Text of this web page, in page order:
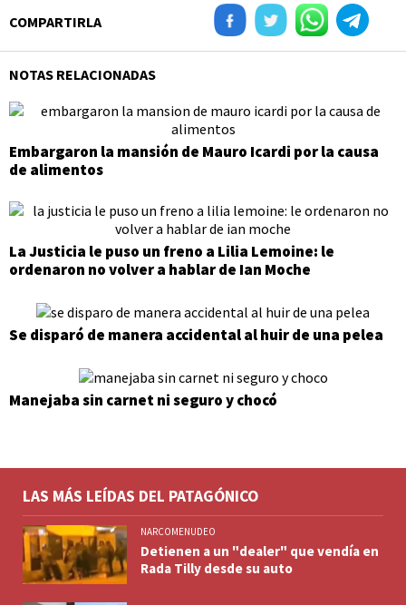
COMPARTIRLA
NOTAS RELACIONADAS
Embargaron la mansión de Mauro Icardi por la causa
de alimentos
La Justicia le puso un freno a Lilia Lemoine: le
ordenaron no volver a hablar de Ian Moche
Se disparó de manera accidental al huir de una pelea
Manejaba sin carnet ni seguro y chocó
LAS MÁS LEÍDAS DEL PATAGÓNICO
NARCOMENUDEO
Detienen a un "dealer" que vendía en
Rada Tilly desde su auto